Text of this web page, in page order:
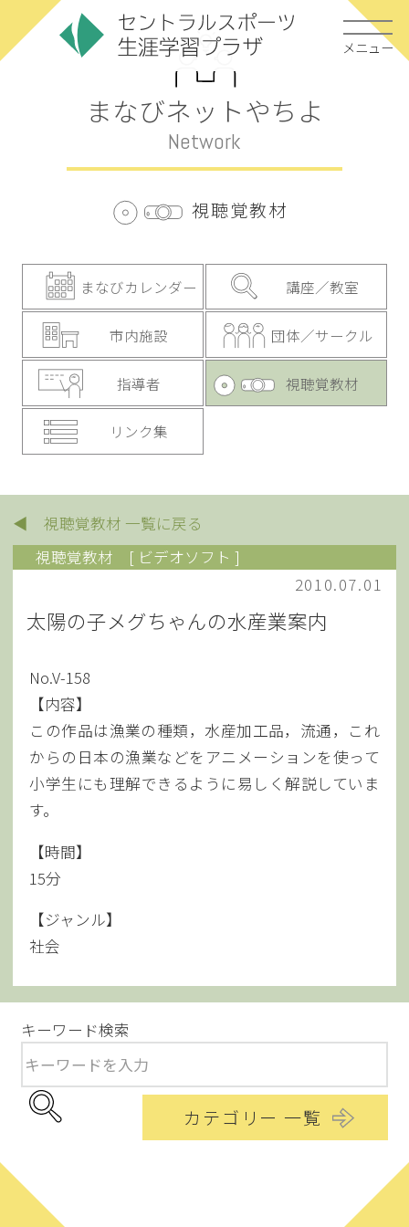
メニュー
まなびネットやちよ
Network
視聴覚教材
まなびカレンダー 講座／教室
市内施設 団体／サークル
指導者 視聴覚教材
リンク集
◀ 視聴覚教材 一覧に戻る
視聴覚教材
[ ビデオソフト ]
2010.07.01
太陽の子メグちゃんの水産業案内
No.V-158
【内容】
この作品は漁業の種類，水産加工品，流通，これ
からの日本の漁業などをアニメーションを使って
小学生にも理解できるように易しく解説していま
す。
【時間】
15分
【ジャンル】
社会
キーワード検索
カテゴリー 一覧